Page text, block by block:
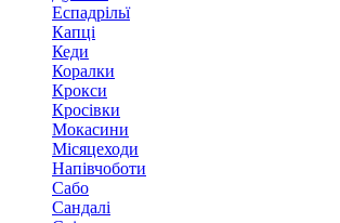
Еспадрільї
Капці
Кеди
Коралки
Крокси
Кросівки
Мокасини
Місяцеходи
Напівчоботи
Сабо
Сандалі